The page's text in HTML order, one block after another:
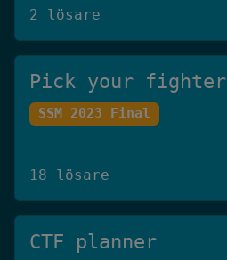
2 lösare
Pick your fighter
SSM 2023 Final
18 lösare
CTF planner